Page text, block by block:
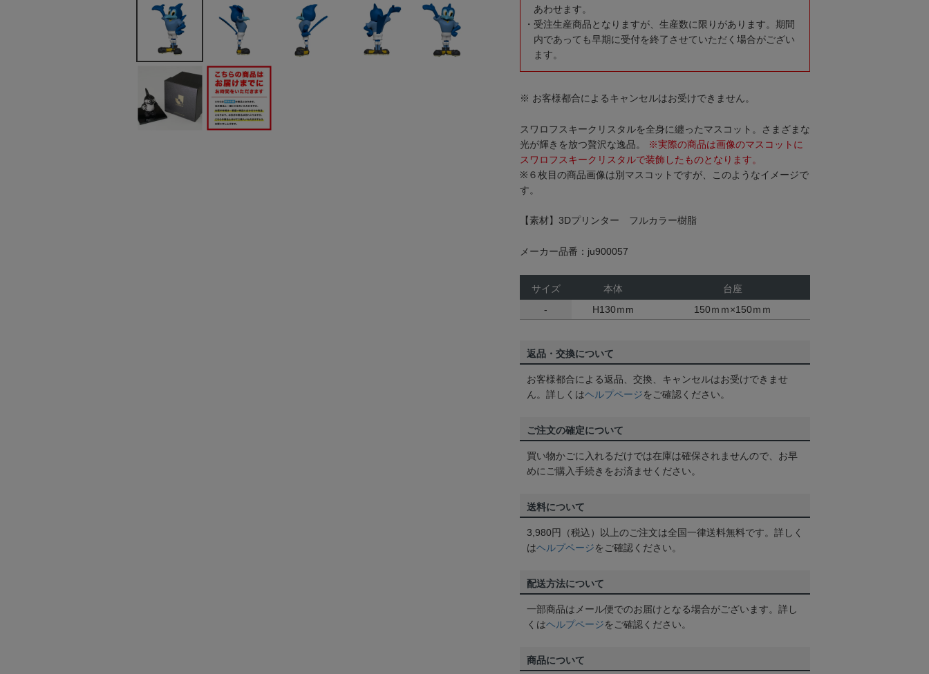
あわせます。
受注生産商品となりますが、生産数に限りがあります。期間
内であっても早期に受付を終了させていただく場合がござい
ます。
※ お客様都合によるキャンセルはお受けできません。
スワロフスキークリスタルを全身に纏ったマスコット。さまざまな
光が輝きを放つ贅沢な逸品。
※実際の商品は画像のマスコットに
スワロフスキークリスタルで装飾したものとなります。
※６枚目の商品画像は別マスコットですが、このようなイメージで
す。
【素材】3Dプリンター フルカラー樹脂
メーカー品番：ju900057
サイズ 本体
台座
-
H130ｍm 150ｍｍ×150ｍｍ
返品・交換について
お客様都合による返品、交換、キャンセルはお受けできませ
ん。詳しくはヘルプページをご確認ください。
ご注文の確定について
買い物かごに入れるだけでは在庫は確保されませんので、お早
めにご購入手続きをお済ませください。
送料について
3,980円（税込）以上のご注文は全国一律送料無料です。詳しく
はヘルプページをご確認ください。
配送方法について
一部商品はメール便でのお届けとなる場合がございます。詳し
くはヘルプページをご確認ください。
商品について